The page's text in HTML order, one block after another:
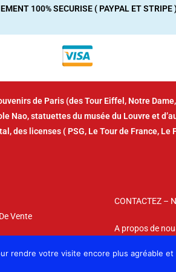
100% SECURISE ( PAYPAL ET STRIPE
de Paris (des Tour Eiffel, Notre
Nao, statuettes du musée du Louvre et
des licenses ( PSG, Le Tour de France, Le
Vente
CONTACTEZ –
A propos de
rendre votre visite encore plus agréable